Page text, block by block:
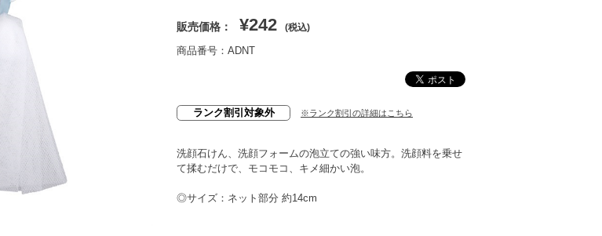
販売価格： ¥242 (税込)
商品番号：ADNT
ランク割引対象外 ※ランク割引の詳細はこちら
洗顔石けん、洗顔フォームの泡立ての強い味方。洗顔料を乗せ
て揉むだけで、モコモコ、キメ細かい泡。
◎サイズ：ネット部分 約14cm